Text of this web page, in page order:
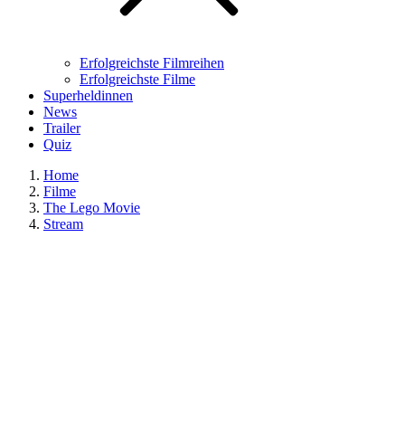
Erfolgreichste Filmreihen
Erfolgreichste Filme
Superheldinnen
News
Trailer
Quiz
Home
Filme
The Lego Movie
Stream